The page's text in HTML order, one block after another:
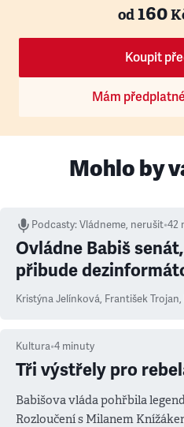
od160
Koupit
Mám
Mohlo by
Podcasty:Vládneme, nerušit•42
Ovládne Babiš
přibude
Kristýna Jelínková, František Trojan,
Kultura•4 minuty
Tři výstřely pro
Babišova vláda pohřbila
Rozloučení s Milanem